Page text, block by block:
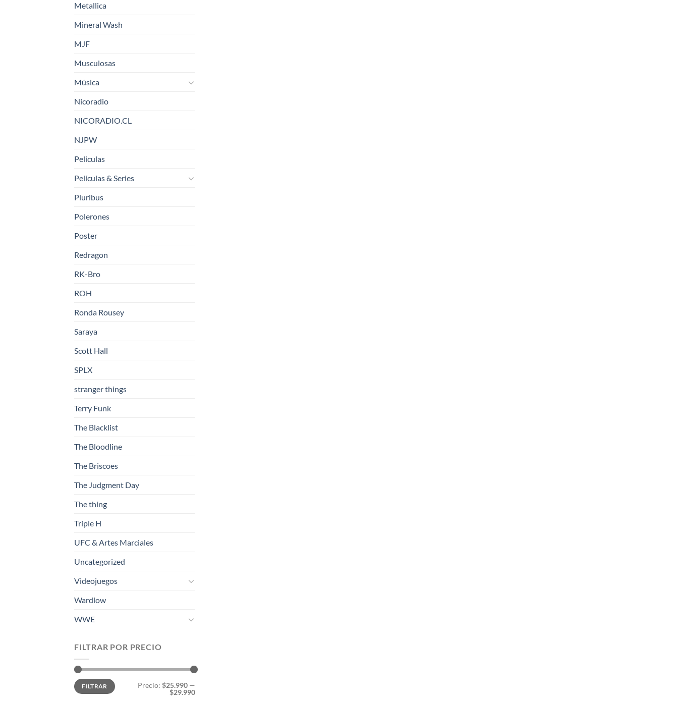
Metallica
Mineral Wash
MJF
Musculosas
Música
Nicoradio
NICORADIO.CL
NJPW
Peliculas
Películas & Series
Pluribus
Polerones
Poster
Redragon
RK-Bro
ROH
Ronda Rousey
Saraya
Scott Hall
SPLX
stranger things
Terry Funk
The Blacklist
The Bloodline
The Briscoes
The Judgment Day
The thing
Triple H
UFC & Artes Marciales
Uncategorized
Videojuegos
Wardlow
WWE
FILTRAR POR PRECIO
Precio
mínimo
Precio
máximo
FILTRAR Precio: $25.990 —
$29.990